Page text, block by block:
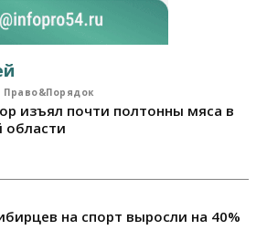
Право&Порядок
изъял почти полтонны мяса в
области
на спорт выросли на 40%